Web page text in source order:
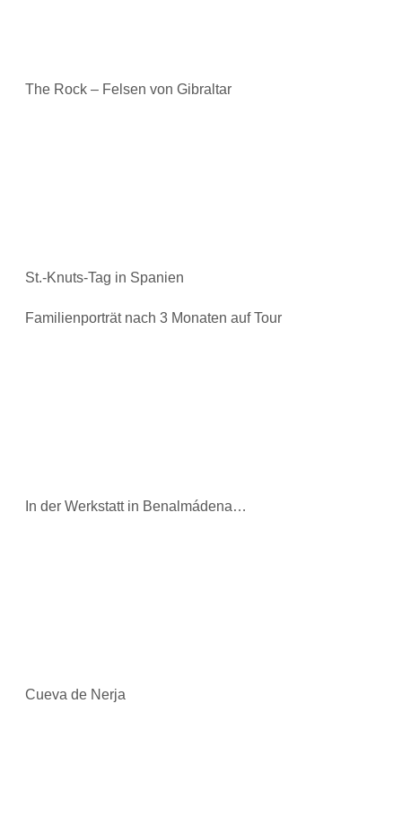
The Rock – Felsen von Gibraltar
St.-Knuts-Tag in Spanien
Familienporträt nach 3 Monaten auf Tour
In der Werkstatt in Benalmádena…
Cueva de Nerja